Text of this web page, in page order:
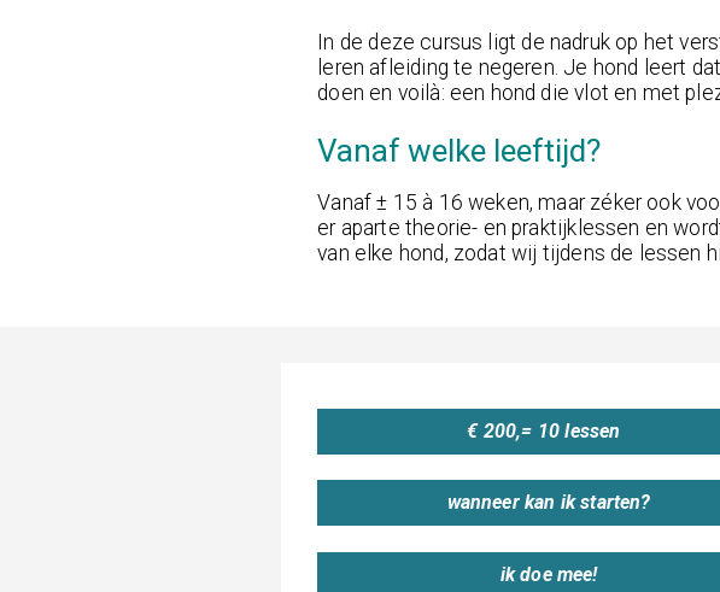
In de deze cursus ligt de nadruk op het
leren afleiding te negeren. Je hond leert
doen en voilà: een hond die vlot en met
Vanaf welke leeftijd?
Vanaf ± 15 à 16 weken, maar zéker ook
er aparte theorie- en praktijklessen en
van elke hond, zodat wij tijdens de
€ 200,= 10 lessen
wanneer kan ik starten?
ik doe mee!